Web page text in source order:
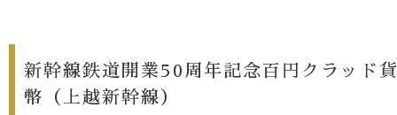
新幹線鉄道開業50周年記念百円クラッド
幣（上越新幹線）